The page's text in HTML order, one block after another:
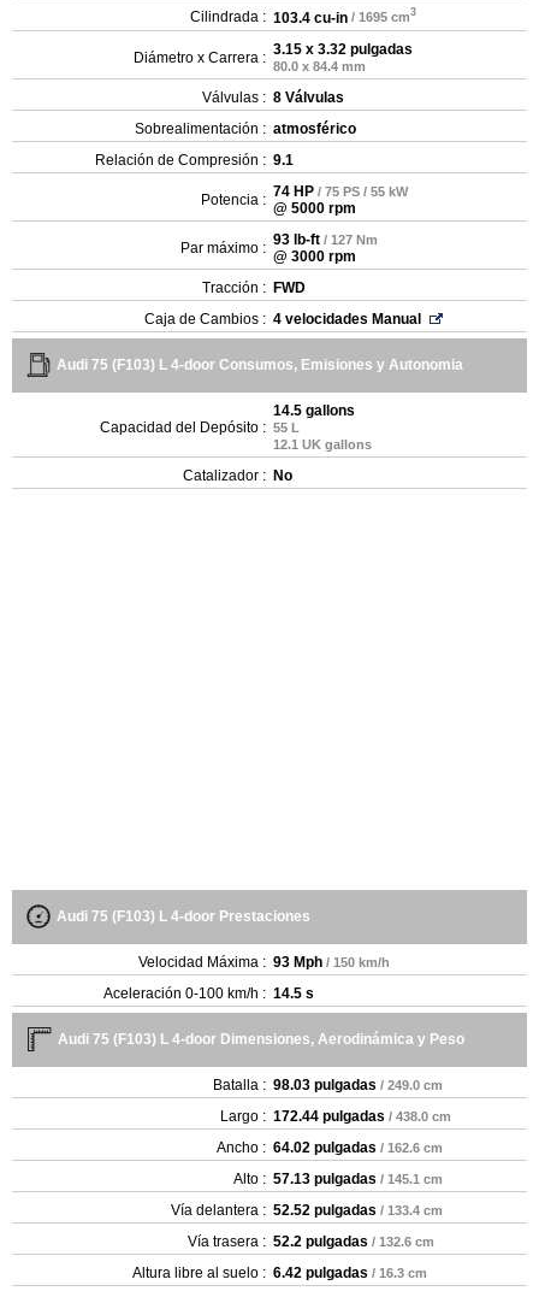
Cilindrada : 103.4 cu-in / 1695 cm3
Diámetro x Carrera : 3.15 x 3.32 pulgadas
80.0 x 84.4 mm
Válvulas : 8 Válvulas
Sobrealimentación : atmosférico
Relación de Compresión : 9.1
Potencia : 74 HP / 75 PS / 55 kW
@ 5000 rpm
Par máximo : 93 lb-ft / 127 Nm
@ 3000 rpm
Tracción : FWD
Caja de Cambios : 4 velocidades Manual
Audi 75 (F103) L 4-door Consumos, Emisiones y Autonomia
Capacidad del Depósito :
14.5 gallons
55 L
12.1 UK gallons
Catalizador : No
Audi 75 (F103) L 4-door Prestaciones
Velocidad Máxima : 93 Mph / 150 km/h
Aceleración 0-100 km/h : 14.5 s
Audi 75 (F103) L 4-door Dimensiones, Aerodinámica y Peso
Batalla : 98.03 pulgadas / 249.0 cm
Largo : 172.44 pulgadas / 438.0 cm
Ancho : 64.02 pulgadas / 162.6 cm
Alto : 57.13 pulgadas / 145.1 cm
Vía delantera : 52.52 pulgadas / 133.4 cm
Vía trasera : 52.2 pulgadas / 132.6 cm
Altura libre al suelo : 6.42 pulgadas / 16.3 cm